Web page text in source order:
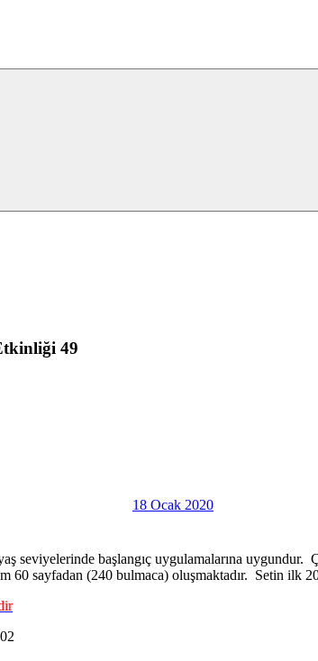
49
18 Ocak 2020
seviyelerinde başlangıç uygulamalarına
60 sayfadan (240 bulmaca) oluşmaktadır. Setin ilk